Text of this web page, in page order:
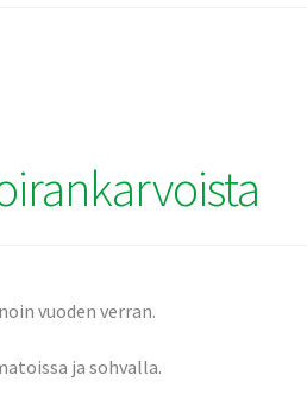
vuoden verran.
ja sohvalla.